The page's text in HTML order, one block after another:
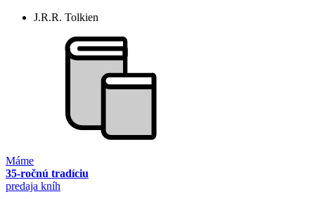
J.R.R. Tolkien
Máme
35-ročnú tradíciu
predaja kníh